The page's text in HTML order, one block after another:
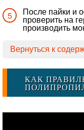
После пайки и
проверить на
производить
Вернуться к
КАК